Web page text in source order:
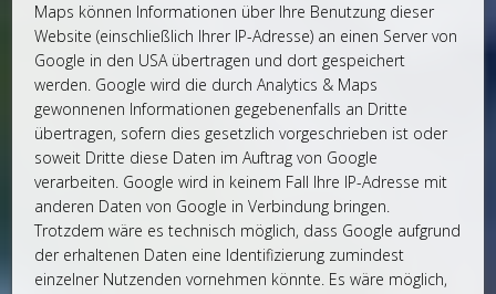
Maps können Informationen über Ihre Benutzung dieser
Website (einschließlich Ihrer IP-Adresse) an einen Server von
Google in den USA übertragen und dort gespeichert
werden. Google wird die durch Analytics & Maps
gewonnenen Informationen gegebenenfalls an Dritte
übertragen, sofern dies gesetzlich vorgeschrieben ist oder
soweit Dritte diese Daten im Auftrag von Google
verarbeiten. Google wird in keinem Fall Ihre IP-Adresse mit
anderen Daten von Google in Verbindung bringen.
Trotzdem wäre es technisch möglich, dass Google aufgrund
der erhaltenen Daten eine Identifizierung zumindest
einzelner Nutzenden vornehmen könnte. Es wäre möglich,